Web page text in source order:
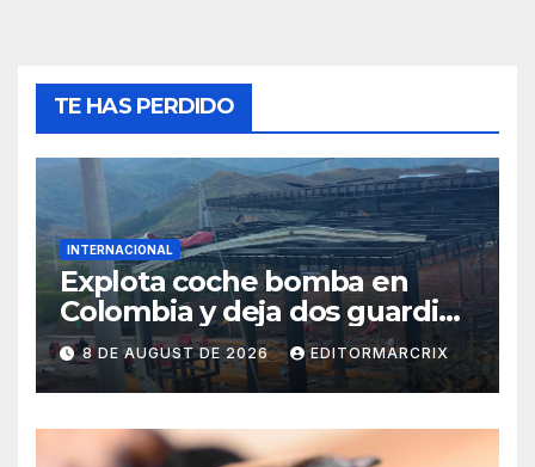
TE HAS PERDIDO
INTERNACIONAL
Explota coche bomba en
Colombia y deja dos guardias
heridos
8 DE AUGUST DE 2026 EDITORMARCRIX